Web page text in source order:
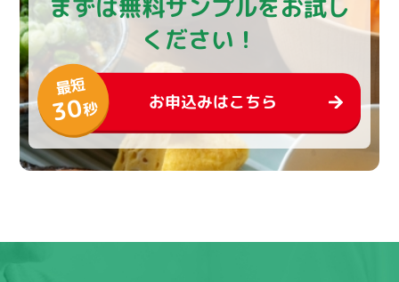
まずは無料サンプルをお試し
ください！
最短
30秒 お申込みはこちら